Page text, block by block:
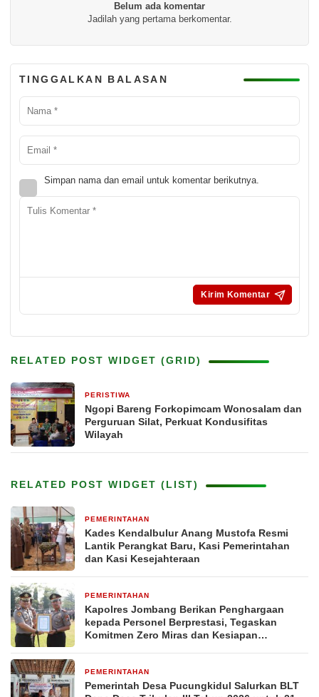
Belum ada komentar
Jadilah yang pertama berkomentar.
TINGGALKAN BALASAN
Simpan nama dan email untuk komentar berikutnya.
RELATED POST WIDGET (GRID)
PERISTIWA
Ngopi Bareng Forkopimcam Wonosalam dan
Perguruan Silat, Perkuat Kondusifitas
Wilayah
RELATED POST WIDGET (LIST)
PEMERINTAHAN
Kades Kendalbulur Anang Mustofa Resmi
Lantik Perangkat Baru, Kasi Pemerintahan
dan Kasi Kesejahteraan
PEMERINTAHAN
Kapolres Jombang Berikan Penghargaan
kepada Personel Berprestasi, Tegaskan
Komitmen Zero Miras dan Kesiapan
PEMERINTAHAN
Pemerintah Desa Pucungkidul Salurkan BLT